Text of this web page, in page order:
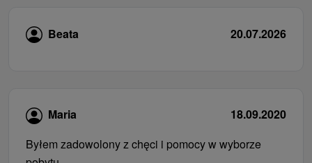
Beata 20.07.2026
Maria
18.09.2020
Byłem zadowolony z chęci i pomocy w wyborze